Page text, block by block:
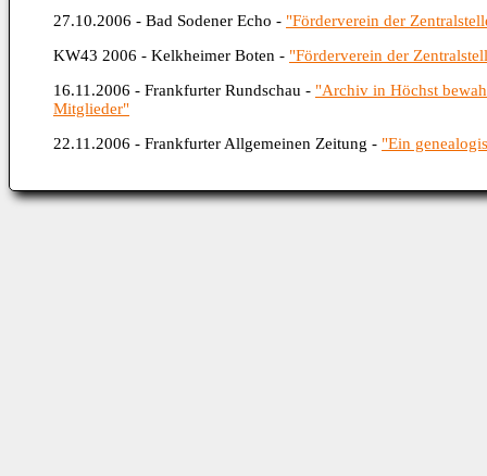
27.10.2006 - Bad Sodener Echo - "Förderverein der
KW43 2006 - Kelkheimer Boten - "Förderverein der
16.11.2006 - Frankfurter Rundschau - "Archiv in Höchst
Mitglieder"
22.11.2006 - Frankfurter Allgemeinen Zeitung - "Ein